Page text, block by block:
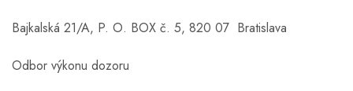
Bajkalská 21/A, P. O. BOX č. 5, 820 07 Bratislava
Odbor výkonu dozoru